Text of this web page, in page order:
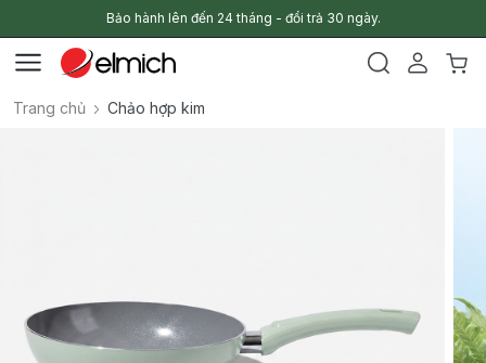
Bảo hành lên đến 24 tháng - đổi trả 30 ngày.
Trang chủ Chảo hợp kim